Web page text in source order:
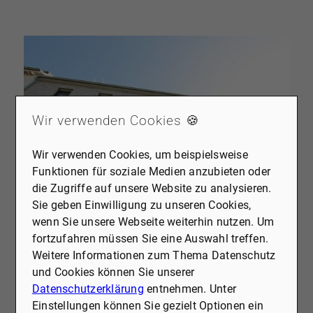
REFERENZ
40545 Düsseldorf · M21749_7
WOHNUNG 7: RUHIGE DACHGESCHOSSWOHNUNG
Wohnung zu mieten
Baujahr
Wir verwenden Cookies 🍪
Wir verwenden Cookies, um beispielsweise
Funktionen für soziale Medien anzubieten oder
die Zugriffe auf unsere Website zu analysieren.
Sie geben Einwilligung zu unseren Cookies,
wenn Sie unsere Webseite weiterhin nutzen. Um
fortzufahren müssen Sie eine Auswahl treffen.
Weitere Informationen zum Thema Datenschutz
und Cookies können Sie unserer
Datenschutzerklärung entnehmen. Unter
Einstellungen können Sie gezielt Optionen ein